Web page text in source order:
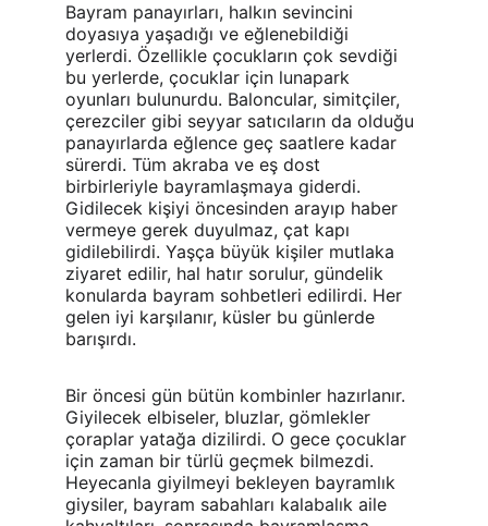
Bayram panayırları, halkın sevincini
doyasıya yaşadığı ve eğlenebildiği
yerlerdi. Özellikle çocukların çok sevdiği
bu yerlerde, çocuklar için lunapark
oyunları bulunurdu. Baloncular, simitçiler,
çerezciler gibi seyyar satıcıların da olduğu
panayırlarda eğlence geç saatlere kadar
sürerdi. Tüm akraba ve eş dost
birbirleriyle bayramlaşmaya giderdi.
Gidilecek kişiyi öncesinden arayıp haber
vermeye gerek duyulmaz, çat kapı
gidilebilirdi. Yaşça büyük kişiler mutlaka
ziyaret edilir, hal hatır sorulur, gündelik
konularda bayram sohbetleri edilirdi. Her
gelen iyi karşılanır, küsler bu günlerde
barışırdı.
Bir öncesi gün bütün kombinler hazırlanır.
Giyilecek elbiseler, bluzlar, gömlekler
çoraplar yatağa dizilirdi. O gece çocuklar
için zaman bir türlü geçmek bilmezdi.
Heyecanla giyilmeyi bekleyen bayramlık
giysiler, bayram sabahları kalabalık aile